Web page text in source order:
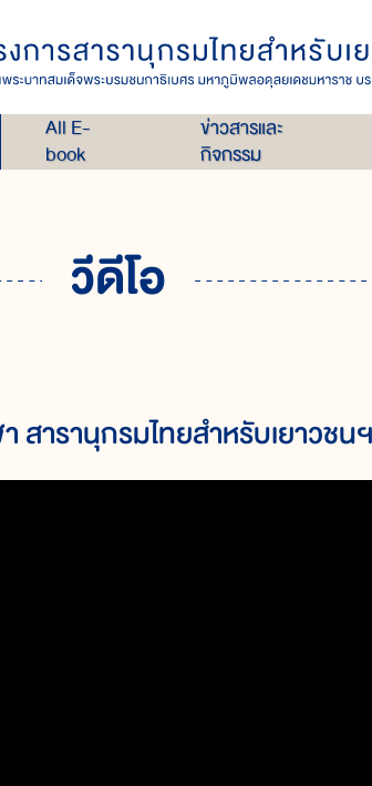
All E-
book
ข่าวสารและ
กิจกรรม
วีดีโอ
สารานุกรมไทยสำหรับเยาวชน